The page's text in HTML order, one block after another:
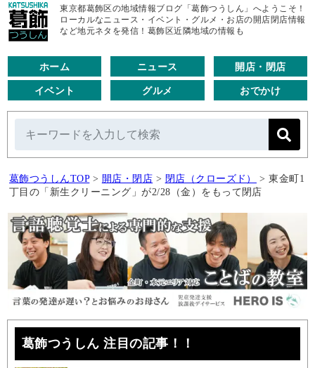
東京都葛飾区の地域情報ブログ「葛飾つうしん」へようこそ！
ローカルなニュース・イベント・グルメ・お店の開店閉店情報
など地元ネタを発信！葛飾区近隣地域の情報も
ホーム ニュース 開店・閉店
イベント グルメ おでかけ
葛飾つうしんTOP > 開店・閉店 > 閉店（クローズド） > 東金町1
丁目の「新生クリーニング」が2/28（金）をもって閉店
葛飾つうしん 注目の記事！！